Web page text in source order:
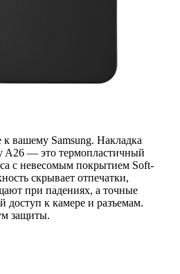
вашему Samsung. Накладка
A26 — это термопластичный
с невесомым покрытием Soft-
скрывает отпечатки,
при падениях, а точные
к камере и разъемам.
защиты.